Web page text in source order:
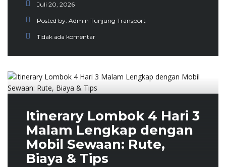
Juli 20, 2026
Posted by: Admin Tunjung Transport
Tidak ada komentar
Itinerary Lombok 4 Hari 3
Malam Lengkap dengan
Mobil Sewaan: Rute,
Biaya & Tips